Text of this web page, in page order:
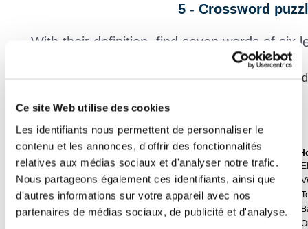
Ce site Web utilise des cookies
Les identifiants nous permettent de personnaliser le
contenu et les annonces, d'offrir des fonctionnalités
relatives aux médias sociaux et d'analyser notre trafic.
Nous partageons également ces identifiants, ainsi que
d'autres informations sur votre appareil avec nos
partenaires de médias sociaux, de publicité et d'analyse.
5 - Crossword
With their definition, find seven words of six
Click on a number in the grid, the definition is displayed in
Effacer
Vérifier
Mot
A B C D E
F
1
T